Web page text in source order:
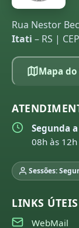
Rua Nestor
Itati – RS |
Mapa do
Segunda
08h às
Sessões:
LINKS ÚTEIS
WebMail